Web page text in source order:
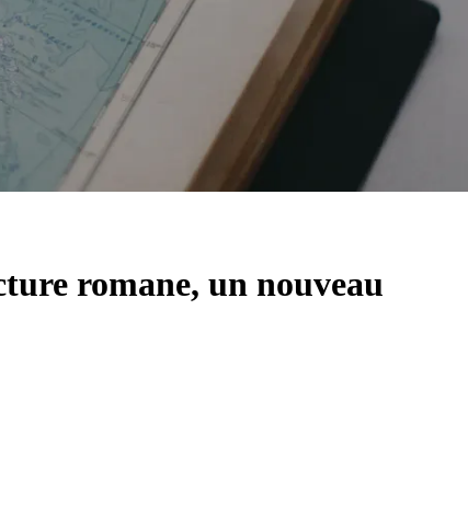
romane, un nouveau